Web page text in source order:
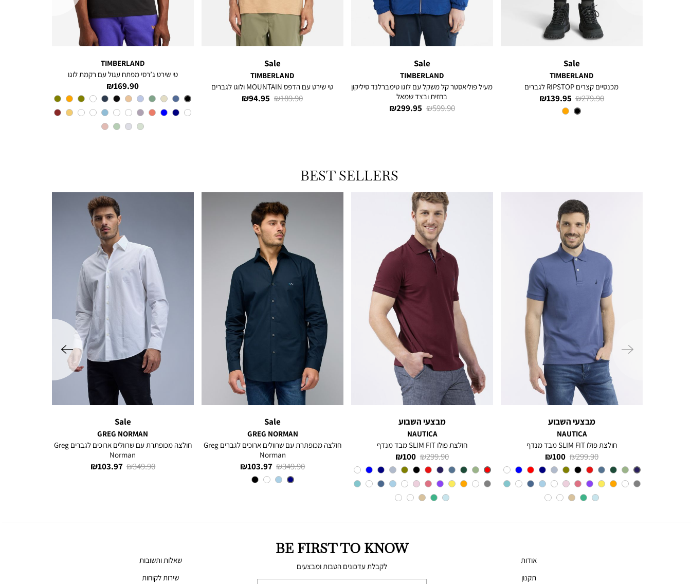
Sale
TIMBERLAND
מכנסיים קצרים RIPSTOP לגברים
מחיר
מוצר
139.95 ₪
מחיר
279.90 ₪
צבע
Black
Sale
TIMBERLAND
מעיל פוליאסטר קל משקל עם לוגו טימברלנד סיליקון
בחזית ובצד שמאל
מחיר
299.95 ₪
מחיר
599.90 ₪
Sale
TIMBERLAND
טי שירט עם הדפס MOUNTAIN ולוגו לגברים
מחיר
94.95 ₪
מחיר
189.90 ₪
TIMBERLAND
טי שירט ג’רסי מפתח עגול עם רקמת לוגו
מחיר
מוצר
169.90 ₪
צבע
Black
BEST SELLERS
ימינה
מבצעי השבוע
NAUTICA
חולצת פולו SLIM FIT מבד מנדף
מחיר
מוצר
100 ₪
מחיר
רגיל
299.90 ₪
צבע
BLUE
INDIGO
מבצעי השבוע
NAUTICA
חולצת פולו SLIM FIT מבד מנדף
מחיר
מוצר
100 ₪
מחיר
רגיל
299.90 ₪
צבע
Red
Sale
GREG NORMAN
חולצה מכופתרת עם שרוולים ארוכים לגברים Greg
Norman
מחיר
מוצר
103.97 ₪
מחיר
רגיל
349.90 ₪
צבע
NAVY
Sale
GREG NORMAN
חולצה מכופתרת עם שרוולים ארוכים לגברים Greg
Norman
מחיר
103.97 ₪
מחיר
349.90 ₪
שמאלה
BE FIRST TO KNOW
לקבלת עדכונים הטבות ומבצעים
אודות
תקנון
שאלות ותשובות
שירות לקוחות